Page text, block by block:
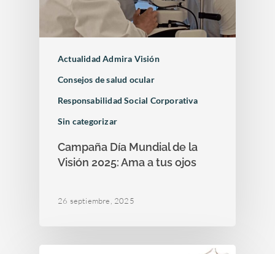
Actualidad Admira Visión
Consejos de salud ocular
Responsabilidad Social Corporativa
Sin categorizar
Campaña Día Mundial de la
Visión 2025: Ama a tus ojos
26 septiembre, 2025